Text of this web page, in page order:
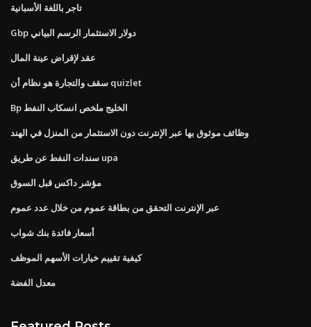
تاجر باللغة الأسبانية
Gbp دولار الاستثمار الرسم البياني
عقد لإقراض عينة المال
سقف والتجارة هو نظام أن quizlet
Bp الخليج ملخص انسكاب النفط
وظائف موثوق بها عبر الإنترنت دون الاستثمار من المنزل في الهند
سندات النفط عن طريق upa
مؤشر داكس قبل السوق
عبر الإنترنت التحقق من بطاقة عموم من خلال عدد عموم
أسعار فائدة بنك شواب
كيفية تقييم خيارات الأسهم الموظف
معدل الفضة